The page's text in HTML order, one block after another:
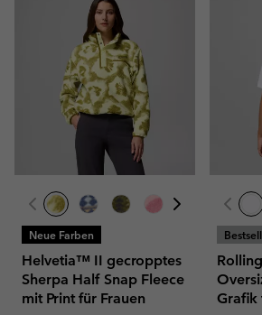
Neue Farben
Helvetia™ II gecropptes
Sherpa Half Snap Fleece
mit Print für Frauen
Grafik